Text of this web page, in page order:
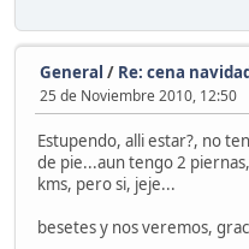
General / Re: cena
25 de Noviembre 2010, 12:50
Estupendo, alli estar?, no
de pie...aun tengo 2
kms, pero si, jeje...
besetes y nos veremos,